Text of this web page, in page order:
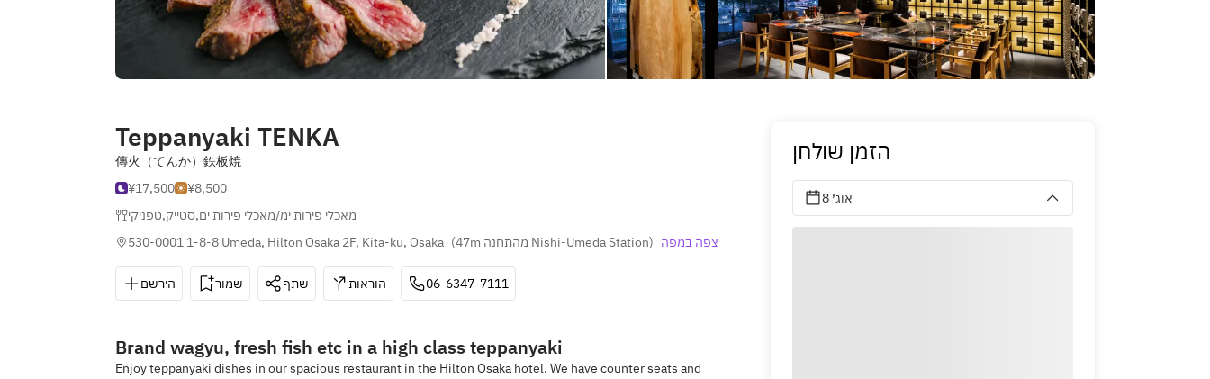
Teppanyaki TENKA
傳火（てんか）鉄板焼
¥17,500
¥8,500
טפניקי,סטייק,מאכלי פירות ימ/מאכלי פירות ים
530-0001 1-8-8 Umeda, Hilton Osaka 2F, Kita-ku, Osaka ( 47m מהתחנה Nishi-Umeda Station) צפה במפה
הירשם שמור שתף הוראות 06-6347-7111
Brand wagyu, fresh fish etc in a high class teppanyaki
Enjoy teppanyaki dishes in our spacious restaurant in the Hilton Osaka hotel. We have counter seats and
הזמן שולחן
8 אוג׳